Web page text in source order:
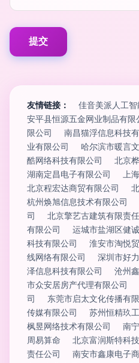
友情链接：
佳音美派人工
安平县恒源五金网业制品有限
限公司
南昌猫浮信息科技
业有限公司
哈尔滨市暖言
酷网络科技有限公司
北京
湖南定昌电子有限公司
上
北京程宏达商贸有限公司
杭州焕旭信息技术有限公司
司
北京擎艺古建筑有限责
有限公司
运城市盐湖区健
科技有限公司
淮安市淘悦
线网络有限公司
深圳市好
泽信息科技有限公司
沧州
市众安居房产代理有限公司
司
东莞市启太文化传播有
传媒有限公司
苏州恒精玖
枫昱网络技术有限公司
南
周易算命
北京富润斯特科
责任公司
南安市鑫康电子